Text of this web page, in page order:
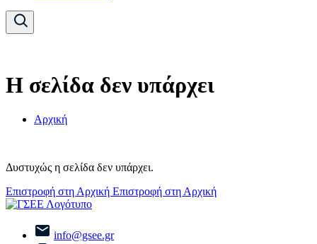
Η σελίδα δεν υπάρχει
Αρχική
Δυστυχώς η σελίδα δεν υπάρχει.
Επιστροφή στη Αρχική Επιστροφή στη Αρχική
info@gsee.gr